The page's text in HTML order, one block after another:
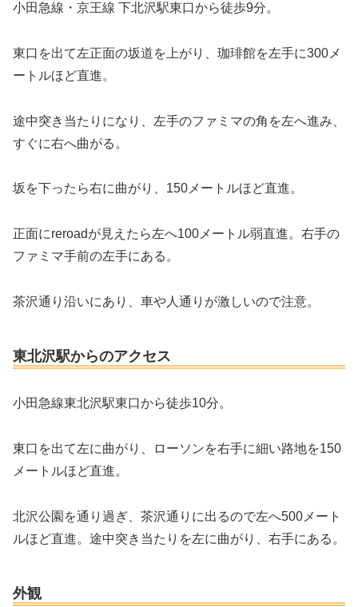
小田急線・京王線 下北沢駅東口から徒歩9分。
東口を出て左正面の坂道を上がり、珈琲館を左手に300メ
ートルほど直進。
途中突き当たりになり、左手のファミマの角を左へ進み、
すぐに右へ曲がる。
坂を下ったら右に曲がり、150メートルほど直進。
正面にreroadが見えたら左へ100メートル弱直進。右手の
ファミマ手前の左手にある。
茶沢通り沿いにあり、車や人通りが激しいので注意。
東北沢駅からのアクセス
小田急線東北沢駅東口から徒歩10分。
東口を出て左に曲がり、ローソンを右手に細い路地を150
メートルほど直進。
北沢公園を通り過ぎ、茶沢通りに出るので左へ500メート
ルほど直進。途中突き当たりを左に曲がり、右手にある。
外観